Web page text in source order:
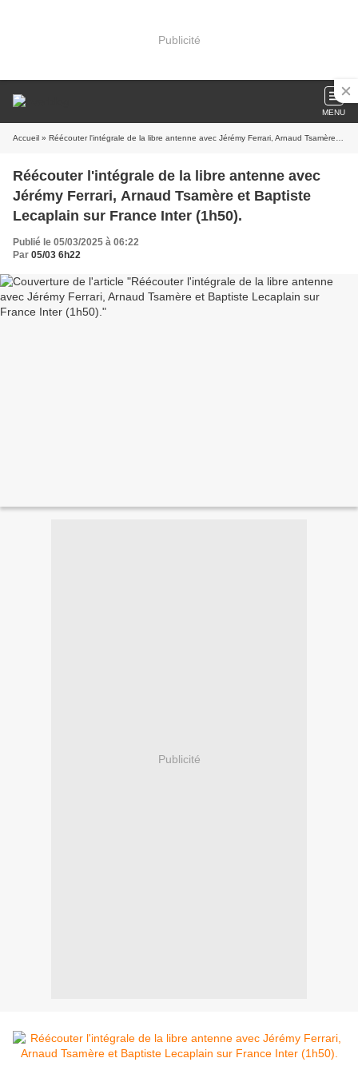
Publicité
MENU
Accueil » Réécouter l'intégrale de la libre antenne avec Jérémy Ferrari, Arnaud Tsamère et Baptiste Lecaplain sur France Inter (1h50).
Réécouter l'intégrale de la libre antenne avec
Jérémy Ferrari, Arnaud Tsamère et Baptiste
Lecaplain sur France Inter (1h50).
Publié le 05/03/2025 à 06:22
Par 05/03 6h22
Publicité